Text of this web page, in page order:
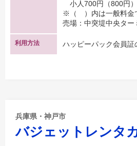
小人700円（800円）
※（ ）内は一般料金
売場：中突堤中央ター
利用方法 ハッピーパック会員証
兵庫県・神戸市
バジェットレンタ